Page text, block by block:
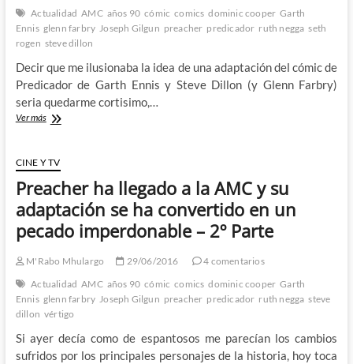
Actualidad AMC años 90 cómic comics dominic cooper Garth
Ennis glenn farbry Joseph Gilgun preacher predicador ruth negga seth
rogen steve dillon
Decir que me ilusionaba la idea de una adaptación del cómic de
Predicador de Garth Ennis y Steve Dillon (y Glenn Farbry)
seria quedarme cortisimo,…
Ver másPreacher
adaptación
que
se
convirtió
en
un
de
bíblicas
por
fin
terminado
CINE Y TV
Preacher ha llegado a la AMC y su
adaptación se ha convertido en un
pecado imperdonable – 2º Parte
M'Rabo Mhulargo 29/06/2016
4 comentarios
Actualidad AMC años 90 cómic comics dominic cooper Garth
Ennis glenn farbry Joseph Gilgun preacher predicador ruth negga steve
dillon vértigo
Si ayer decía como de espantosos me parecían los cambios
sufridos por los principales personajes de la historia, hoy toca